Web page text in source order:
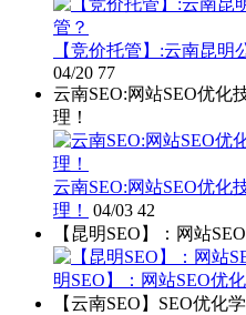
【竞价托管】:云南昆明
04/20 77
云南SEO:网站SEO优化
理！
云南SEO:网站SEO优化
理！
04/03 42
【昆明SEO】：网站
明SEO】：网站SEO优
【云南SEO】SEO优化